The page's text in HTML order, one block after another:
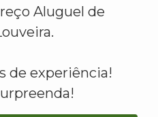
Aluguel de
de experiência!